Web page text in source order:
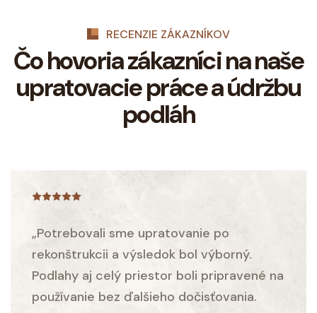
RECENZIE ZÁKAZNÍKOV
Čo hovoria zákazníci na naše
upratovacie práce a údržbu
podláh
„Potrebovali sme upratovanie po
rekonštrukcii a výsledok bol výborný.
Podlahy aj celý priestor boli pripravené na
používanie bez ďalšieho dočisťovania.